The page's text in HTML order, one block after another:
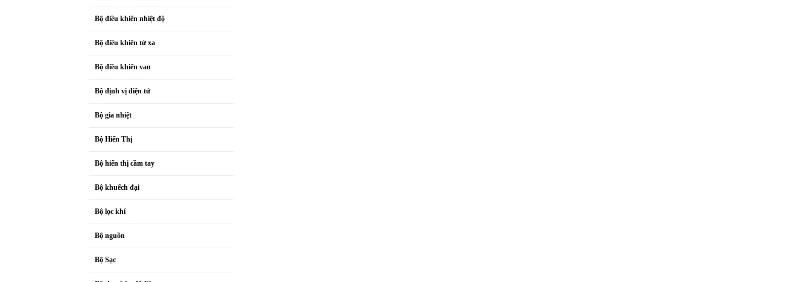
Bộ điều khiển nhiệt độ
Bộ điều khiển từ xa
Bộ điều khiển van
Bộ định vị điện tử
Bộ gia nhiệt
Bộ Hiển Thị
Bộ hiển thị cầm tay
Bộ khuếch đại
Bộ lọc khí
Bộ nguồn
Bộ Sạc